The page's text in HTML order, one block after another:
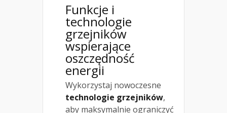
Funkcje i
technologie
grzejników
wspierające
oszczędność
energii
Wykorzystaj nowoczesne
technologie grzejników,
aby maksymalnie ograniczyć